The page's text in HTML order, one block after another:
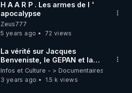
H A A R P . Les armes de l '
apocalypse
Zeus777
5 years ago
72 views
La vérité sur Jacques
Benveniste, le GEPAN et la
faillite de la MHD française -
Jean-Pierre Petit
Infos et Culture - > Documentaires et
3 years ago
1.5 k views